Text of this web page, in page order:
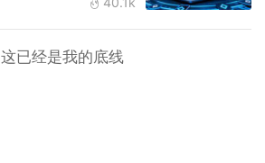
这已经是我的底线